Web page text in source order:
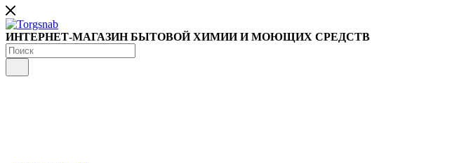
ИНТЕРНЕТ-МАГАЗИН БЫТОВОЙ ХИМИИ И МОЮЩИХ СРЕДСТВ